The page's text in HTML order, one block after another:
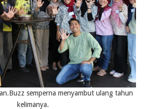
semperna menyambut ulang tahun
kelimanya.